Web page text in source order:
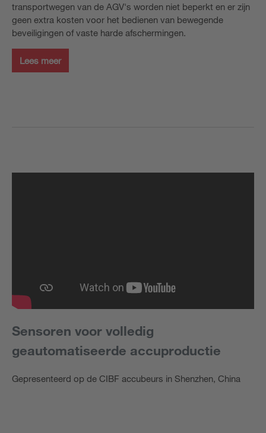
transportwegen van de AGV's worden niet beperkt en er zijn
geen extra kosten voor het bedienen van bewegende
beveiligingen of vaste harde afschermingen.
Lees meer
Sensoren voor volledig
geautomatiseerde accuproductie
Gepresenteerd op de CIBF accubeurs in Shenzhen, China